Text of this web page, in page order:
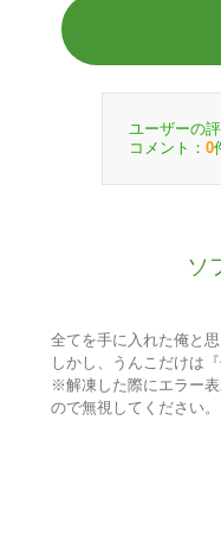
ユーザーの
コメント： 0
ソ
全てを手に入れた俺と思
しかし、うんこだけは
※解凍した際にエラー
ので無視してください。